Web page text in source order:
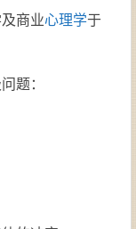
商业心理学于
题：